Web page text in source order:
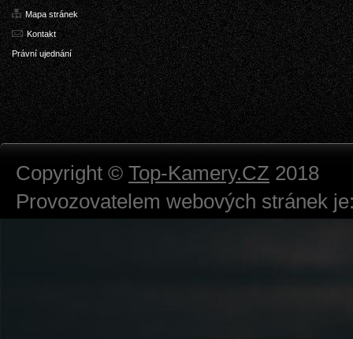
Mapa stránek
Kontakt
Právní ujednání
Copyright © Top-Kamery.CZ 2018
Provozovatelem webových stránek